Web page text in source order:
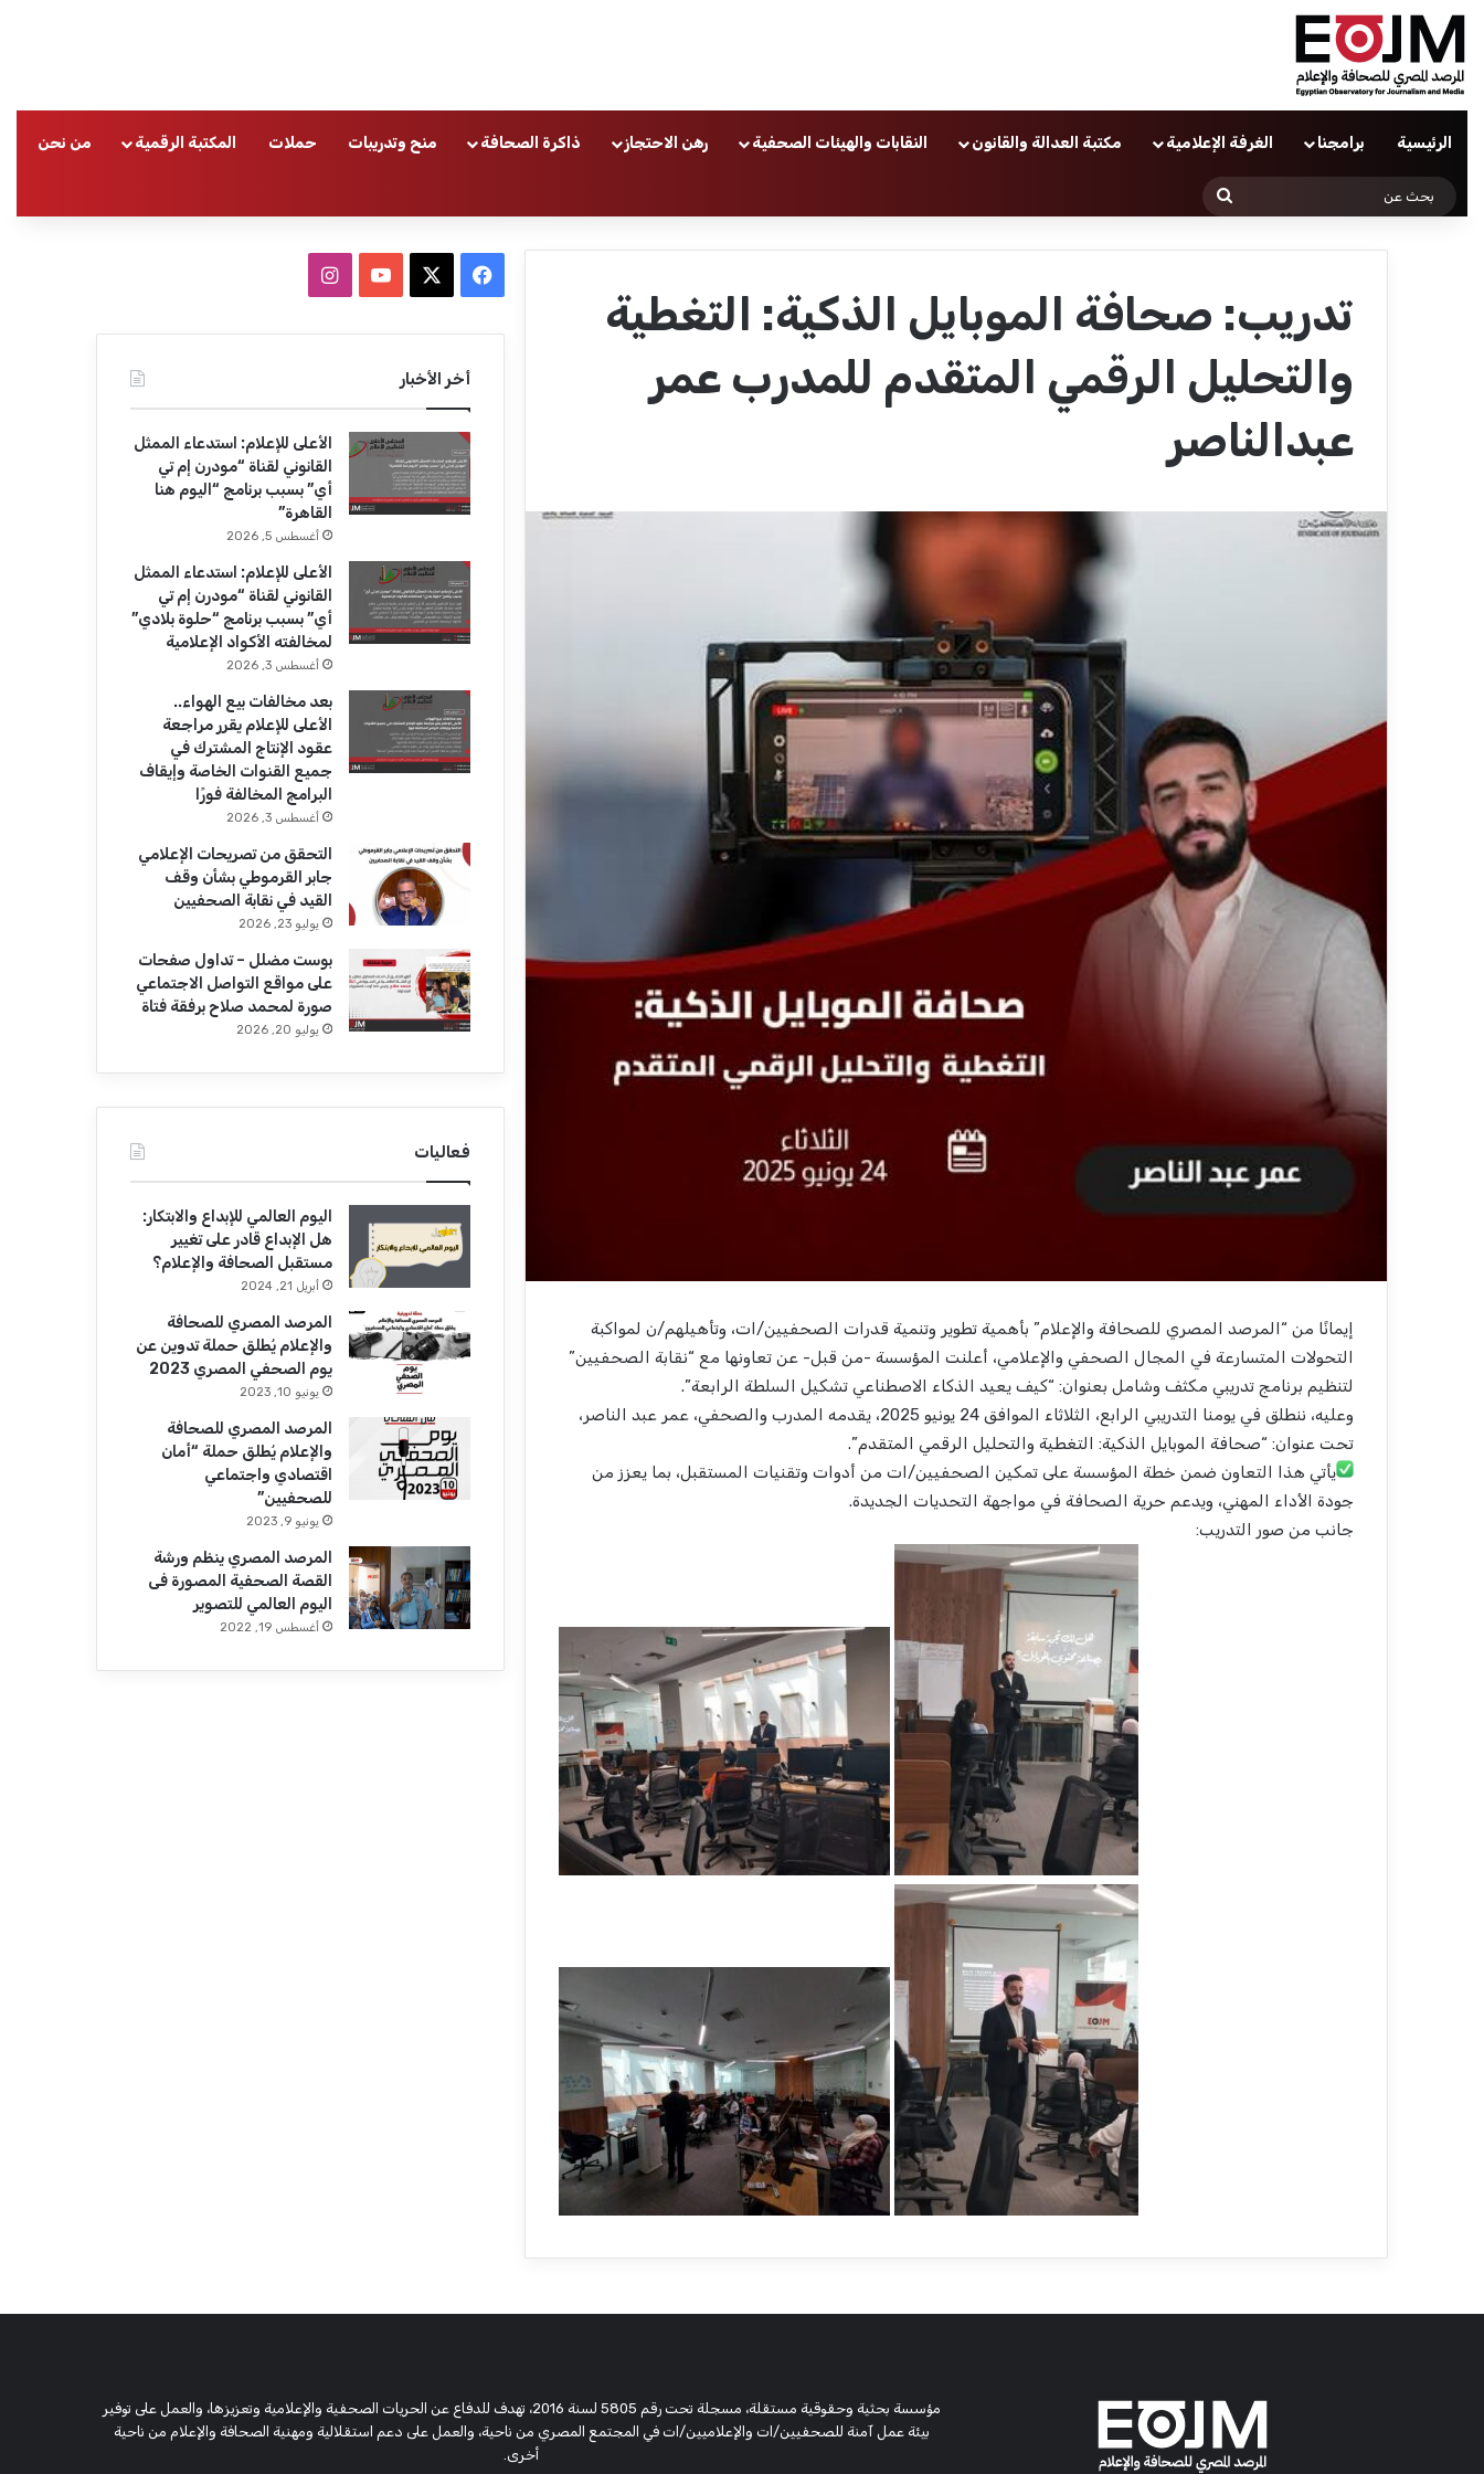
الرئيسية برامجنا الغرفة الإعلامية مكتبة العدالة والقانون النقابات والهيئات الصحفية رهن الاحتجاز ذاكرة الصحافة منح وتدريبات حملات المكتبة الرقمية من نحن
تدريب: صحافة الموبايل الذكية: التغطية
والتحليل الرقمي المتقدم للمدرب عمر
عبدالناصر
إيمانًا من “المرصد المصري للصحافة والإعلام” بأهمية تطوير وتنمية قدرات الصحفيين/ات، وتأهيلهم/ن لمواكبة
التحولات المتسارعة في المجال الصحفي والإعلامي، أعلنت المؤسسة -من قبل- عن تعاونها مع “نقابة الصحفيين”
لتنظيم برنامج تدريبي مكثف وشامل بعنوان: “كيف يعيد الذكاء الاصطناعي تشكيل السلطة الرابعة”.
وعليه، ننطلق في يومنا التدريبي الرابع، الثلاثاء الموافق 24 يونيو 2025، يقدمه المدرب والصحفي، عمر عبد الناصر،
تحت عنوان: “صحافة الموبايل الذكية: التغطية والتحليل الرقمي المتقدم”.
يأتي هذا التعاون ضمن خطة المؤسسة على تمكين الصحفيين/ات من أدوات وتقنيات المستقبل، بما يعزز من
جودة الأداء المهني، ويدعم حرية الصحافة في مواجهة التحديات الجديدة.
جانب من صور التدريب:
ب
و
ك
u
T
u
e
ا
ت
ق
ر
ا
م
أخر الأخبار
الأعلى للإعلام: استدعاء الممثل
القانوني لقناة “مودرن إم تي
أي” بسبب برنامج “اليوم هنا
القاهرة”
أغسطس 5, 2026
الأعلى للإعلام: استدعاء الممثل
القانوني لقناة “مودرن إم تي
أي” بسبب برنامج “حلوة بلادي”
لمخالفته الأكواد الإعلامية
أغسطس 3, 2026
بعد مخالفات بيع الهواء..
الأعلى للإعلام يقرر مراجعة
عقود الإنتاج المشترك في
جميع القنوات الخاصة وإيقاف
البرامج المخالفة فورًا
أغسطس 3, 2026
التحقق من تصريحات الإعلامي
جابر القرموطي بشأن وقف
القيد في نقابة الصحفيين
يوليو 23, 2026
بوست مضلل – تداول صفحات
على مواقع التواصل الاجتماعي
صورة لمحمد صلاح برفقة فتاة
يوليو 20, 2026
فعاليات
اليوم العالمي للإبداع والابتكار:
هل الإبداع قادر على تغيير
مستقبل الصحافة والإعلام؟
أبريل 21, 2024
المرصد المصري للصحافة
والإعلام يُطلق حملة تدوين عن
يوم الصحفي المصري 2023
يونيو 10, 2023
المرصد المصري للصحافة
والإعلام يُطلق حملة “أمان
اقتصادي واجتماعي
للصحفيين”
يونيو 9, 2023
المرصد المصري ينظم ورشة
القصة الصحفية المصورة فى
اليوم العالمي للتصوير
أغسطس 19, 2022
مؤسسة بحثية وحقوقية مستقلة، مسجلة تحت رقم 5805 لسنة 2016، تهدف للدفاع عن الحريات الصحفية والإعلامية وتعزيزها، والعمل على توفير
بيئة عمل آمنة للصحفيين/ات والإعلاميين/ات في المجتمع المصري من ناحية، والعمل على دعم استقلالية ومهنية الصحافة والإعلام من ناحية
أخرى.